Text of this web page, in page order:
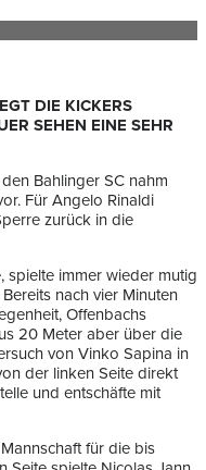
DIE KICKERS O
SEHEN EINE SEHR G
Bahlinger SC nahm
Für Angelo Rinaldi
zurück in die
spielte immer wieder mutig
nach vier Minuten
Offenbachs
20 Meter aber über die
von Vinko Sapina in
der linken Seite direkt
und entschäfte mit
für die bis